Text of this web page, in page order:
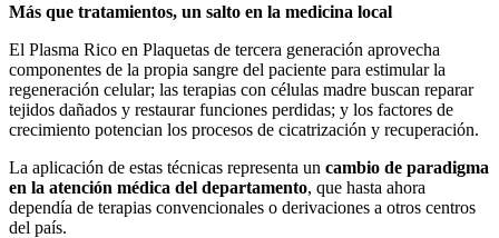
Más que tratamientos, un salto en la medicina local
El Plasma Rico en Plaquetas de tercera generación aprovecha
componentes de la propia sangre del paciente para estimular la
regeneración celular; las terapias con células madre buscan reparar
tejidos dañados y restaurar funciones perdidas; y los factores de
crecimiento potencian los procesos de cicatrización y recuperación.
La aplicación de estas técnicas representa un cambio de paradigma
en la atención médica del departamento, que hasta ahora
dependía de terapias convencionales o derivaciones a otros centros
del país.